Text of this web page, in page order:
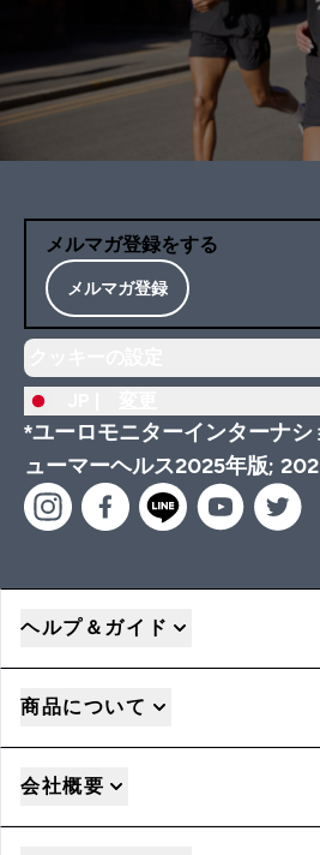
メルマガ登録をする
メルマガ登録
*ユーロモニターインターナ
ューマーヘルス2025年版;
ヘルプ＆ガイド
商品について
会社概要